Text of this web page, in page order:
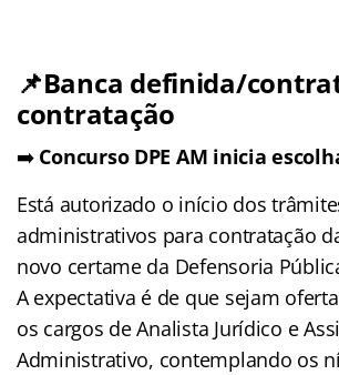
📌Banca definida/
contratação
➡️ Concurso DPE AM inicia
Está autorizado o início dos
administrativos para contratação
novo certame da Defensoria
A expectativa é de que sejam
os cargos de Analista Jurídico e
Administrativo, contemplando os